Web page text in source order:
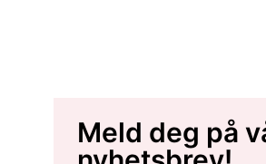
Meld deg på